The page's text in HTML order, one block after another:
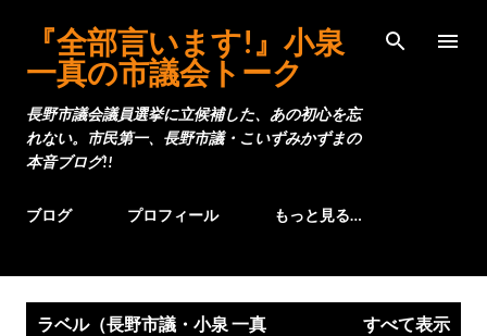
スキップしてメイン コンテンツに移動
『全部言います!』小泉
一真の市議会トーク
長野市議会議員選挙に立候補した、あの初心を忘
れない。市民第一、長野市議・こいずみかずまの
本音ブログ!!
ブログ プロフィール もっと見る…
ラベル（長野市議・小泉 一真
すべて表示